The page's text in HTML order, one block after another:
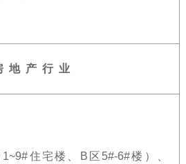
地 产 行 业
住宅楼、B区5#-6#楼）、